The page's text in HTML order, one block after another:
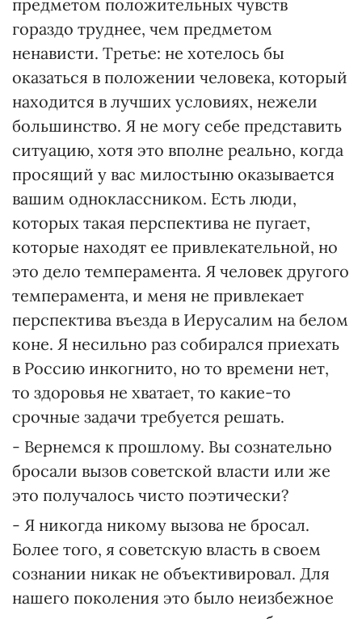
предметом положительных чувств
гораздо труднее, чем предметом
ненависти. Третье: не хотелось бы
оказаться в положении человека, который
находится в лучших условиях, нежели
большинство. Я не могу себе представить
ситуацию, хотя это вполне реально, когда
просящий у вас милостыню оказывается
вашим одноклассником. Есть люди,
которых такая перспектива не пугает,
которые находят ее привлекательной, но
это дело темперамента. Я человек другого
темперамента, и меня не привлекает
перспектива въезда в Иерусалим на белом
коне. Я несильно раз собирался приехать
в Россию инкогнито, но то времени нет,
то здоровья не хватает, то какие-то
срочные задачи требуется решать.
- Вернемся к прошлому. Вы сознательно
бросали вызов советской власти или же
это получалось чисто поэтически?
- Я никогда никому вызова не бросал.
Более того, я советскую власть в своем
сознании никак не объективировал. Для
нашего поколения это было неизбежное